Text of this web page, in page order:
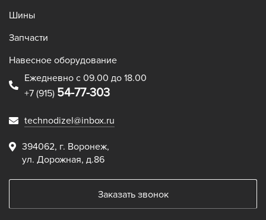
Шины
Запчасти
Навесное оборудование
Ежедневно с 09.00 до 18.00
+7 (915) 54-77-303
technodizel@inbox.ru
394062, г. Воронеж,
ул. Дорожная, д.86
Заказать звонок